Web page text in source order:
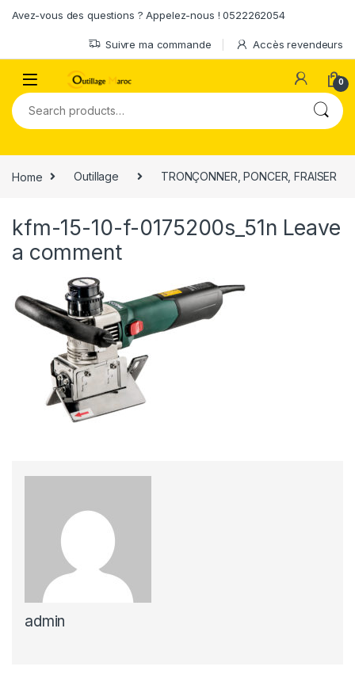
Avez-vous des questions ? Appelez-nous ! 0522262054
Suivre ma commande Accès revendeurs
0
Search for:
Home Outillage TRONÇONNER, PONCER, FRAISER
kfm-15-10-f-0175200s_51n Leave
a comment
admin